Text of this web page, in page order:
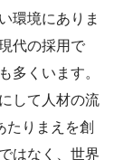
環境にありま
代の採用で
多くいます。
して人材の流
たりまえを創
はなく、世界